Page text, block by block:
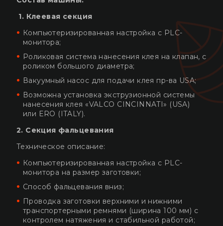
1. Клеевая секция
Компьютеризированная настройка с PLC-
монитора;
Роликовая система нанесения клея на клапан, с
роликом большого диаметра;
Вакуумный насос для подачи клея пр-ва USA;
Возможна установка экструзионной системы
нанесения клея «VALCO CINCINNATI» (USA)
или ERO (ITALY).
2. Секция фальцевания
Техническое описание:
Компьютеризированная настройка с PLC-
монитора на размер заготовки;
Способ фальцевания вниз;
Проводка заготовки верхними и нижними
транспортерными ремнями (ширина 100 мм) с
контролем натяжения и стабильной работой;